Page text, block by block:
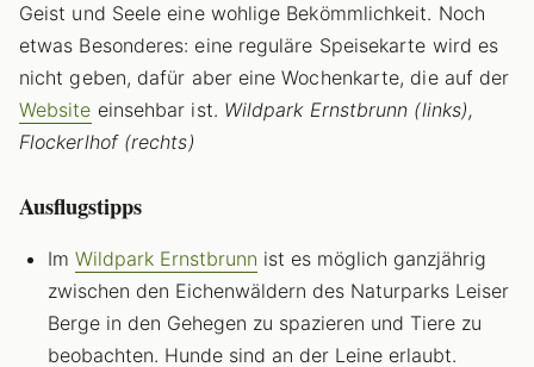
Geist und Seele eine wohlige Bekömmlichkeit. Noch
etwas Besonderes: eine reguläre Speisekarte wird es
nicht geben, dafür aber eine Wochenkarte, die auf der
Website einsehbar ist. Wildpark Ernstbrunn (links),
Flockerlhof (rechts)
Ausflugstipps
Im Wildpark Ernstbrunn ist es möglich ganzjährig
zwischen den Eichenwäldern des Naturparks Leiser
Berge in den Gehegen zu spazieren und Tiere zu
beobachten. Hunde sind an der Leine erlaubt.